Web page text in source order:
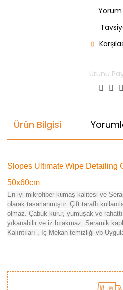
Yorum
Ürünü
Ürün Bilgisi
Slopes Ultimate Wipe Detailing
50x60cm
En iyi mikrofiber kumaş kalitesi ve
olarak tasarlanmıştır. Çift taraflı
olmaz. Çabuk kurur, yumuşak ve
yıkanabilir ve iz bırakmaz. Seramik
Kalıntıları , İç Mekan temizliği vb
Bu ürüne ilk
Görüş ve önerileriniz için teşekkür